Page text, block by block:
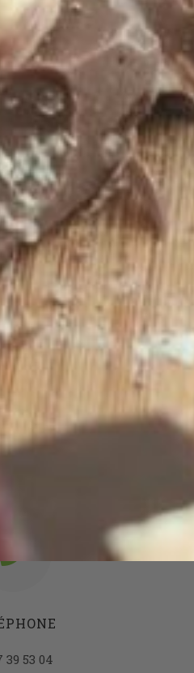
Noir/Lait
2022
nous
Péri
Châtillon
39 53 04